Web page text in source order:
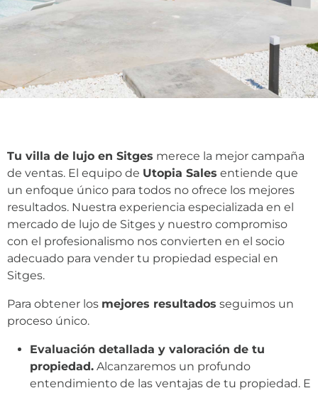
Tu villa de lujo en Sitges merece la mejor campaña
de ventas. El equipo de Utopia Sales entiende que
un enfoque único para todos no ofrece los mejores
resultados. Nuestra experiencia especializada en el
mercado de lujo de Sitges y nuestro compromiso
con el profesionalismo nos convierten en el socio
adecuado para vender tu propiedad especial en
Sitges.
Para obtener los mejores resultados seguimos un
proceso único.
Evaluación detallada y valoración de tu
propiedad. Alcanzaremos un profundo
entendimiento de las ventajas de tu propiedad. E